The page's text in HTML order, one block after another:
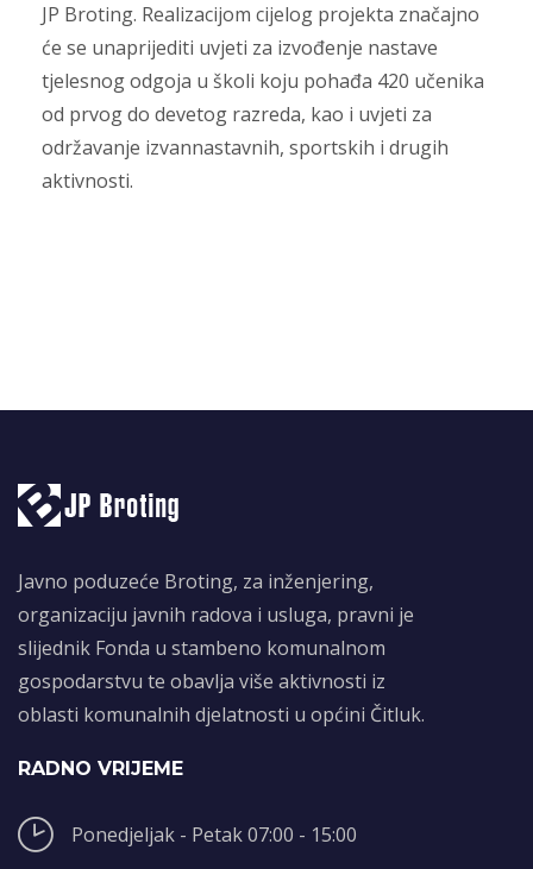
JP Broting. Realizacijom cijelog projekta značajno
će se unaprijediti uvjeti za izvođenje nastave
tjelesnog odgoja u školi koju pohađa 420 učenika
od prvog do devetog razreda, kao i uvjeti za
održavanje izvannastavnih, sportskih i drugih
aktivnosti.
Javno poduzeće Broting, za inženjering,
organizaciju javnih radova i usluga, pravni je
slijednik Fonda u stambeno komunalnom
gospodarstvu te obavlja više aktivnosti iz
oblasti komunalnih djelatnosti u općini Čitluk.
RADNO VRIJEME
Ponedjeljak - Petak 07:00 - 15:00